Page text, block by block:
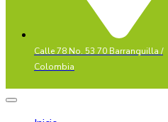
Calle 78 No. 53 70 Barranquilla /
Colombia